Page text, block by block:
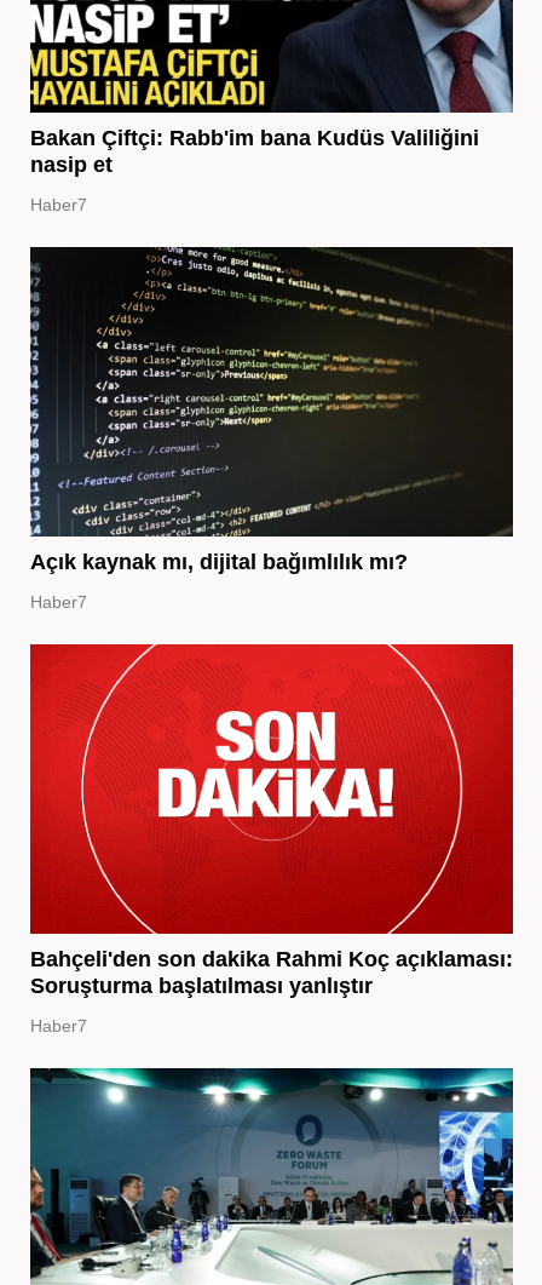
Bakan Çiftçi: Rabb'im bana Kudüs Valiliğini
nasip et
Haber7
Açık kaynak mı, dijital bağımlılık mı?
Haber7
Bahçeli'den son dakika Rahmi Koç açıklaması:
Soruşturma başlatılması yanlıştır
Haber7